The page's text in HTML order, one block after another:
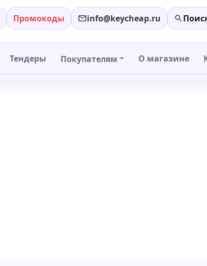
Промокоды info@keycheap.ru
Тендеры Покупателям О магазине
+